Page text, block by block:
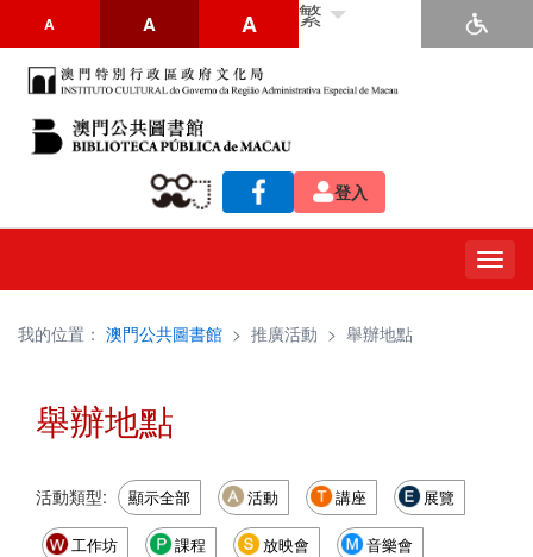
A A A 繁
登入
我的位置： 澳門公共圖書館 > 推廣活動 > 舉辦地點
舉辦地點
活動類型: 顯示全部 活動 講座 展覽
工作坊 課程 放映會 音樂會